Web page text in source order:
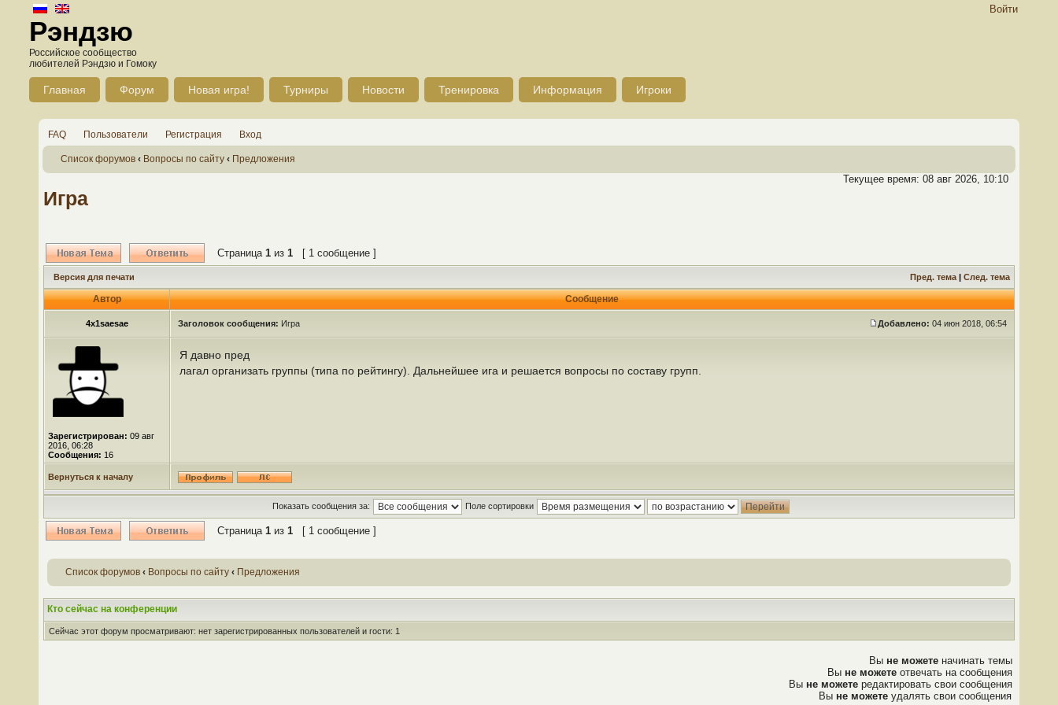
Войти
Рэндзю
Российское сообщество
любителей Рэндзю и Гомоку
Главная Форум Новая игра! Турниры Новости Тренировка Информация Игроки
FAQ Пользователи Регистрация Вход
Список форумов ‹ Вопросы по сайту ‹ Предложения
Текущее время: 08 авг 2026, 10:10
Игра
Страница 1 из 1 [ 1 сообщение ]
Версия для печати Пред. тема | След. тема
Автор Сообщение
4x1saesae Заголовок сообщения: Игра Добавлено: 04 июн 2018, 06:54
Зарегистрирован: 09 авг
2016, 06:28
Сообщения: 16
Я давно пред
лагал организать группы (типа по рейтингу). Дальнейшее ига и решается вопросы по составу групп.
Вернуться к началу
Показать сообщения за: Поле сортировки
Страница 1 из 1 [ 1 сообщение ]
Список форумов ‹ Вопросы по сайту ‹ Предложения
Кто сейчас на конференции
Сейчас этот форум просматривают: нет зарегистрированных пользователей и гости: 1
Вы не можете начинать темы
Вы не можете отвечать на сообщения
Вы не можете редактировать свои сообщения
Вы не можете удалять свои сообщения